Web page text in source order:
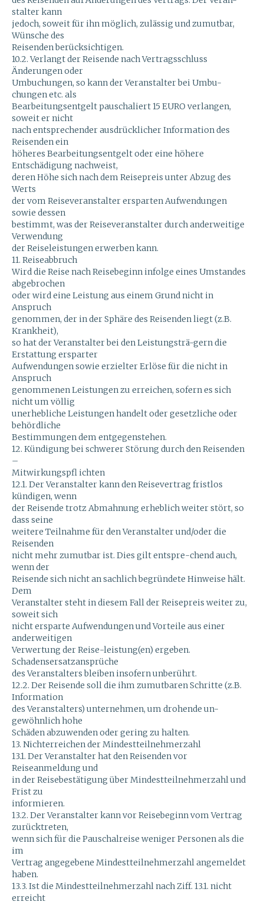
stalter kann
jedoch, soweit für ihn möglich, zulässig und zumutbar,
Wünsche des
Reisenden berücksichtigen.
10.2. Verlangt der Reisende nach Vertragsschluss
Änderungen oder
Umbuchungen, so kann der Veranstalter bei Umbu-
chungen etc. als
Bearbeitungsentgelt pauschaliert 15 EURO verlangen,
soweit er nicht
nach entsprechender ausdrücklicher Information des
Reisenden ein
höheres Bearbeitungsentgelt oder eine höhere
Entschädigung nachweist,
deren Höhe sich nach dem Reisepreis unter Abzug des
Werts
der vom Reiseveranstalter ersparten Aufwendungen
sowie dessen
bestimmt, was der Reiseveranstalter durch anderweitige
Verwendung
der Reiseleistungen erwerben kann.
11. Reiseabbruch
Wird die Reise nach Reisebeginn infolge eines Umstandes
abgebrochen
oder wird eine Leistung aus einem Grund nicht in
Anspruch
genommen, der in der Sphäre des Reisenden liegt (z.B.
Krankheit),
so hat der Veranstalter bei den Leistungsträ-gern die
Erstattung ersparter
Aufwendungen sowie erzielter Erlöse für die nicht in
Anspruch
genommenen Leistungen zu erreichen, sofern es sich
nicht um völlig
unerhebliche Leistungen handelt oder gesetzliche oder
behördliche
Bestimmungen dem entgegenstehen.
12. Kündigung bei schwerer Störung durch den Reisenden
–
Mitwirkungspfl ichten
12.1. Der Veranstalter kann den Reisevertrag fristlos
kündigen, wenn
der Reisende trotz Abmahnung erheblich weiter stört, so
dass seine
weitere Teilnahme für den Veranstalter und/oder die
Reisenden
nicht mehr zumutbar ist. Dies gilt entspre-chend auch,
wenn der
Reisende sich nicht an sachlich begründete Hinweise hält.
Dem
Veranstalter steht in diesem Fall der Reisepreis weiter zu,
soweit sich
nicht ersparte Aufwendungen und Vorteile aus einer
anderweitigen
Verwertung der Reise-leistung(en) ergeben.
Schadensersatzansprüche
des Veranstalters bleiben insofern unberührt.
12.2. Der Reisende soll die ihm zumutbaren Schritte (z.B.
Information
des Veranstalters) unternehmen, um drohende un-
gewöhnlich hohe
Schäden abzuwenden oder gering zu halten.
13. Nichterreichen der Mindestteilnehmerzahl
13.1. Der Veranstalter hat den Reisenden vor
Reiseanmeldung und
in der Reisebestätigung über Mindestteilnehmerzahl und
Frist zu
informieren.
13.2. Der Veranstalter kann vor Reisebeginn vom Vertrag
zurücktreten,
wenn sich für die Pauschalreise weniger Personen als die
im
Vertrag angegebene Mindestteilnehmerzahl angemeldet
haben.
13.3. Ist die Mindestteilnehmerzahl nach Ziff. 13.1. nicht
erreicht